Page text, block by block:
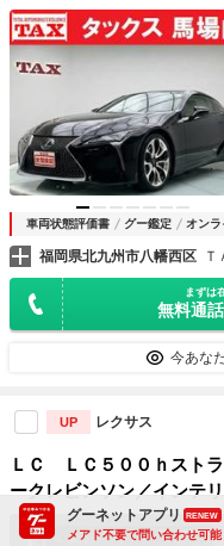
パワーシート パノラマ
セーフティシステム＋
正ナビ
車両状態評価書 グー鑑定 オン
福岡県北九州市八幡西区 Ｔ
まずは
無料通
今あな
UP レクサス
ＬＣ ＬＣ５００ｈスト
ークレビンソン／インテ
フ／純正ナビ／地デジ／
グーネットアプリ RENEW
メアド不要で問い合わせ可能